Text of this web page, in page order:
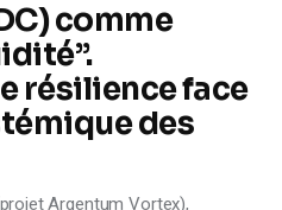
comme
résilience face
des
Argentum Vortex),